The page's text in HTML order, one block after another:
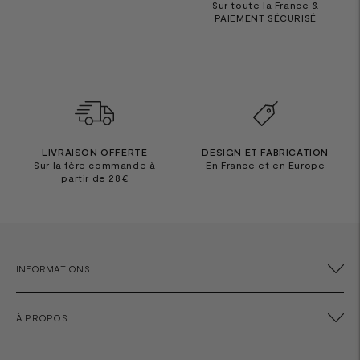
Sur toute la France &
PAIEMENT SÉCURISÉ
LIVRAISON OFFERTE
Sur la 1ère commande à
partir de 28€
DESIGN ET FABRICATION
En France et en Europe
INFORMATIONS
À PROPOS